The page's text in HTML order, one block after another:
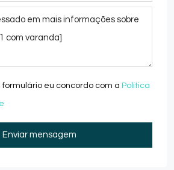
formulário eu concordo com a Política
Enviar mensagem